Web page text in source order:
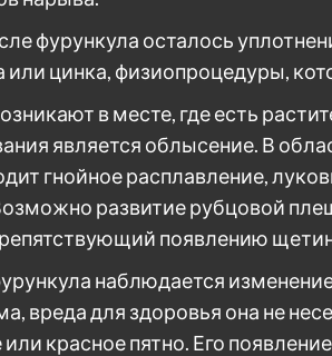
фурункула осталось
или цинка, физиопроцедуры,
в месте, где есть
является облысение. В
гнойное расплавление,
развитие рубцовой
появлению
наблюдается
вреда для здоровья она не
или красное пятно. Его